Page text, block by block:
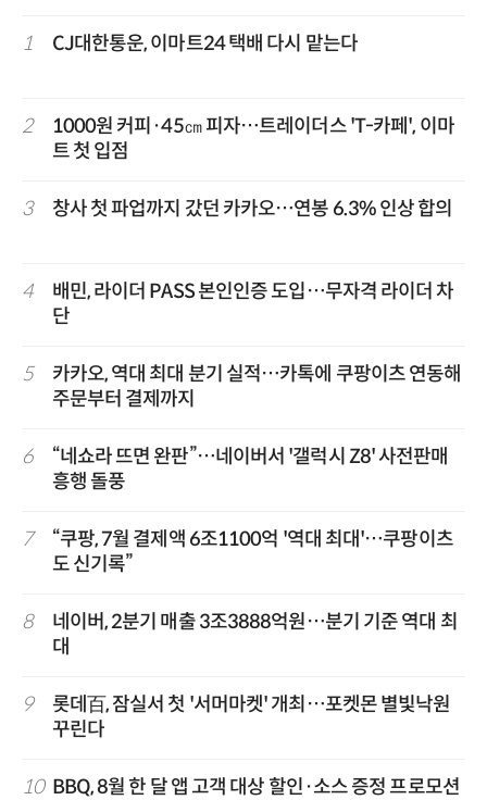
1 CJ대한통운, 이마트24 택배 다시 맡는다
2
1000원 커피·45㎝ 피자…트레이더스 'T-카페', 이마
트 첫 입점
3 창사 첫 파업까지 갔던 카카오…연봉 6.3% 인상 합의
4
배민, 라이더 PASS 본인인증 도입…무자격 라이더 차
단
5
카카오, 역대 최대 분기 실적…카톡에 쿠팡이츠 연동해
주문부터 결제까지
6
“네쇼라 뜨면 완판”…네이버서 '갤럭시 Z8' 사전판매
흥행 돌풍
7
“쿠팡, 7월 결제액 6조1100억 '역대 최대'…쿠팡이츠
도 신기록”
8
네이버, 2분기 매출 3조3888억원…분기 기준 역대 최
대
9
롯데百, 잠실서 첫 '서머마켓' 개최…포켓몬 별빛낙원
꾸린다
10 BBQ, 8월 한 달 앱 고객 대상 할인·소스 증정 프로모션